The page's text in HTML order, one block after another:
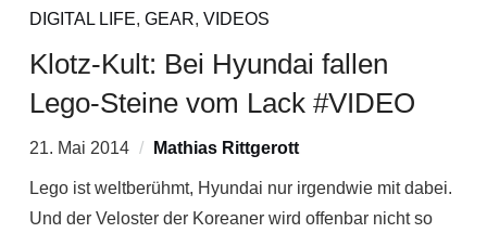
DIGITAL LIFE, GEAR, VIDEOS
Klotz-Kult: Bei Hyundai fallen
Lego-Steine vom Lack #VIDEO
21. Mai 2014 Mathias Rittgerott
Lego ist weltberühmt, Hyundai nur irgendwie mit dabei.
Und der Veloster der Koreaner wird offenbar nicht so